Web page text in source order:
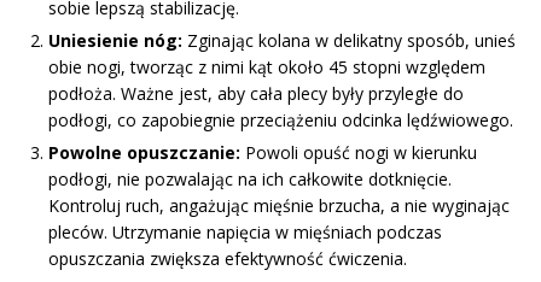
sobie lepszą stabilizację.
Uniesienie nóg: Zginając kolana w delikatny sposób, unieś
obie nogi, tworząc z nimi kąt około 45 stopni względem
podłoża. Ważne jest, aby cała plecy były przyległe do
podłogi, co zapobiegnie przeciążeniu odcinka lędźwiowego.
Powolne opuszczanie: Powoli opuść nogi w kierunku
podłogi, nie pozwalając na ich całkowite dotknięcie.
Kontroluj ruch, angażując mięśnie brzucha, a nie wyginając
pleców. Utrzymanie napięcia w mięśniach podczas
opuszczania zwiększa efektywność ćwiczenia.